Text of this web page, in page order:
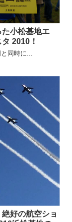
小松基地エ
2010！
同時に...
絶好の航空ショ